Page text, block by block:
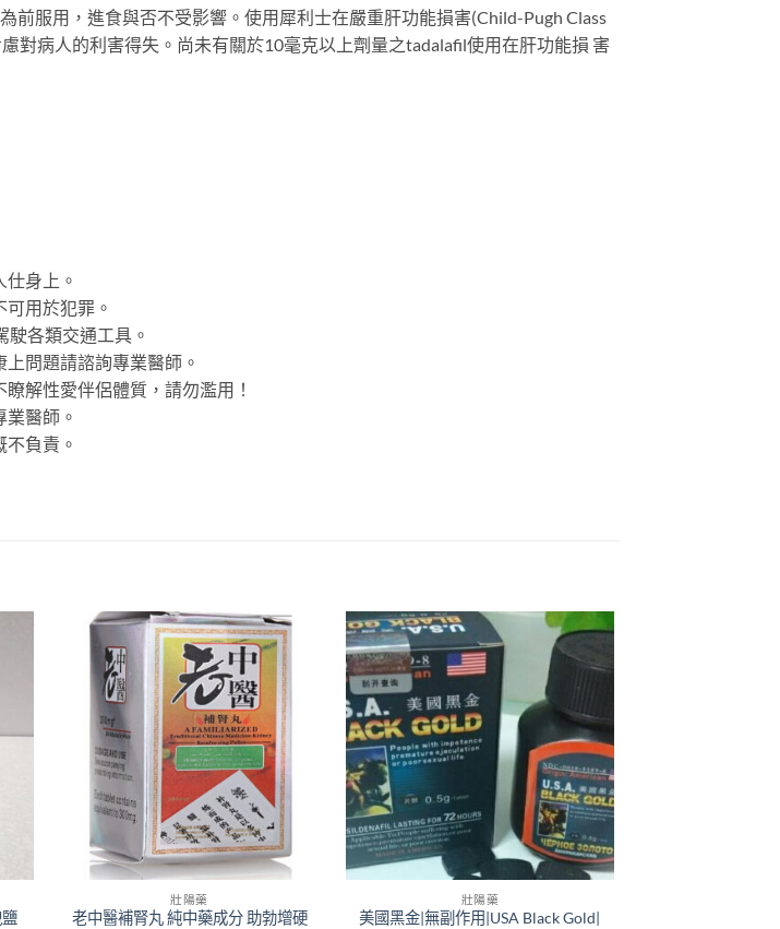
服用，進食與否不受影響。使用犀利士在嚴重肝功能損害(Child-Pugh Class
對病人的利害得失。尚未有關於10毫克以上劑量之tadalafil使用在肝功能損 害
身上。
用於犯罪。
各類交通工具。
問題請諮詢專業醫師。
解性愛伴侶體質，請勿濫用！
醫師。
負責。
壯陽藥
老中醫補腎丸 純中藥成分 助勃增硬
壯陽藥
美國黑金|無副作用|USA Black Gold|